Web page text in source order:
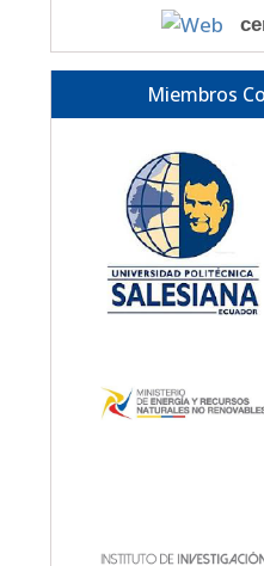
Miembros